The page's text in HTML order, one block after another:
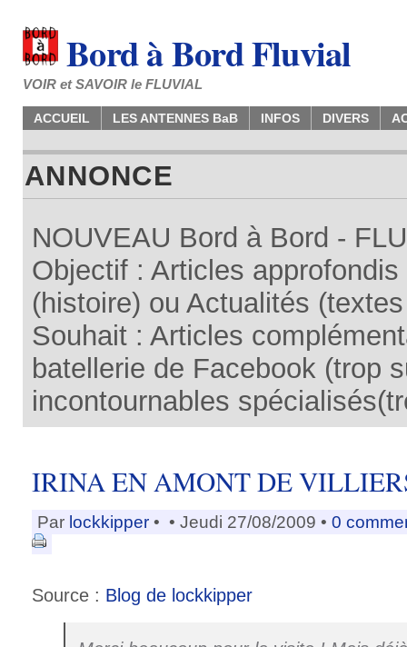
Bord à Bord Fluvial
VOIR et SAVOIR le FLUVIAL
ACCUEIL LES ANTENNES BaB INFOS DIVERS
ANNONCE
NOUVEAU Bord à Bord -
Objectif : Articles
(histoire) ou Actualités
Souhait : Articles
batellerie de Facebook (trop
incontournables
IRINA EN AMONT DE
Par lockkipper • • Jeudi 27/08/2009 • 0
Source : Blog de lockkipper